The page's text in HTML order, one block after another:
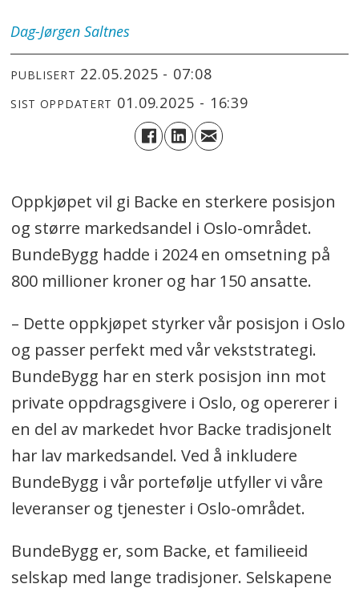
Dag-Jørgen Saltnes
PUBLISERT 22.05.2025 - 07:08
SIST OPPDATERT 01.09.2025 - 16:39
Oppkjøpet vil gi Backe en sterkere posisjon
og større markedsandel i Oslo-området.
BundeBygg hadde i 2024 en omsetning på
800 millioner kroner og har 150 ansatte.
– Dette oppkjøpet styrker vår posisjon i Oslo
og passer perfekt med vår vekststrategi.
BundeBygg har en sterk posisjon inn mot
private oppdragsgivere i Oslo, og opererer i
en del av markedet hvor Backe tradisjonelt
har lav markedsandel. Ved å inkludere
BundeBygg i vår portefølje utfyller vi våre
leveranser og tjenester i Oslo-området.
BundeBygg er, som Backe, et familieeid
selskap med lange tradisjoner. Selskapene